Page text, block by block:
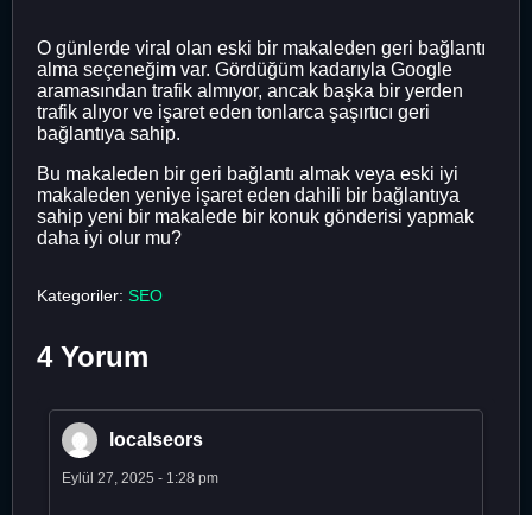
O günlerde viral olan eski bir makaleden geri bağlantı
alma seçeneğim var. Gördüğüm kadarıyla Google
aramasından trafik almıyor, ancak başka bir yerden
trafik alıyor ve işaret eden tonlarca şaşırtıcı geri
bağlantıya sahip.
Bu makaleden bir geri bağlantı almak veya eski iyi
makaleden yeniye işaret eden dahili bir bağlantıya
sahip yeni bir makalede bir konuk gönderisi yapmak
daha iyi olur mu?
Kategoriler: SEO
4 Yorum
localseors
Eylül 27, 2025 - 1:28 pm